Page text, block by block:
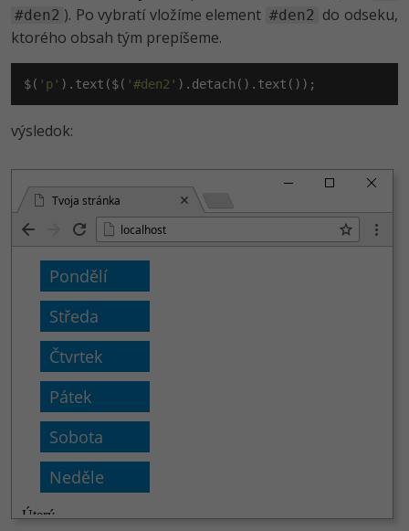
#den2 ). Po vybratí vložíme element #den2 do odseku,
ktorého obsah tým prepíšeme.
$( 'p' ).text($( '#den2' ).detach().text());
výsledok:
Tvoja stránka
localhost